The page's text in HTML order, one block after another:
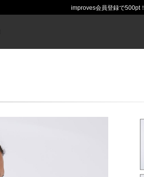
improves会員登録で500pt！